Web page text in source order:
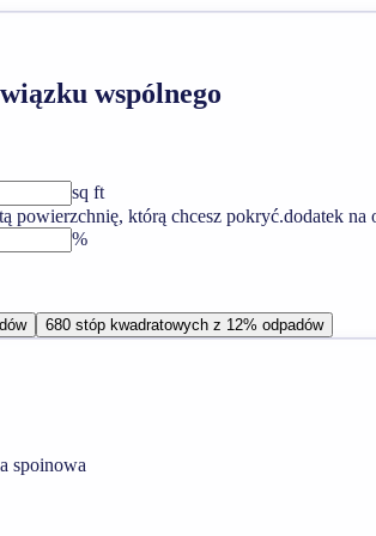
wspólnego
sq ft
powierzchnię, którą chcesz pokryć.dodatek na
%
680 stóp kwadratowych z 12% odpadów
spoinowa